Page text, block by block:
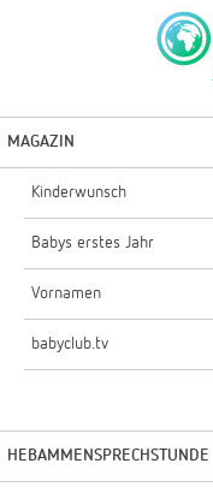
MAGAZIN
Kinderwunsch
Babys erstes Jahr
Vornamen
babyclub.tv
HEBAMMENSPRECHSTUNDE